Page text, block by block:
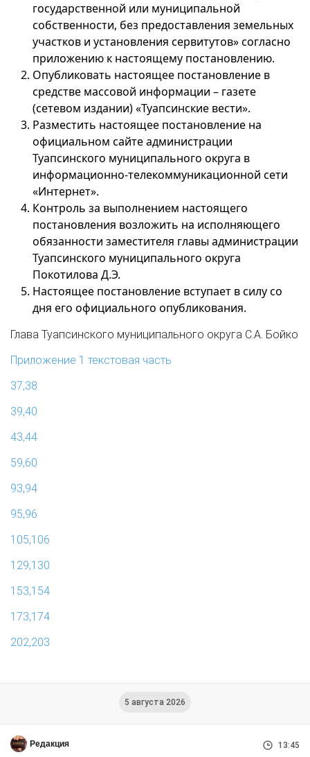
государственной или муниципальной
собственности, без предоставления земельных
участков и установления сервитутов» согласно
приложению к настоящему постановлению.
Опубликовать настоящее постановление в
средстве массовой информации – газете
(сетевом издании) «Туапсинские вести».
Разместить настоящее постановление на
официальном сайте администрации
Туапсинского муниципального округа в
информационно-телекоммуникационной сети
«Интернет».
Контроль за выполнением настоящего
постановления возложить на исполняющего
обязанности заместителя главы администрации
Туапсинского муниципального округа
Покотилова Д.Э.
Настоящее постановление вступает в силу со
дня его официального опубликования.
Глава Туапсинского муниципального округа С.А. Бойко
Приложение 1 текстовая часть
37,38
39,40
43,44
59,60
93,94
95,96
105,106
129,130
153,154
173,174
202,203
5 августа 2026
Редакция 13:45